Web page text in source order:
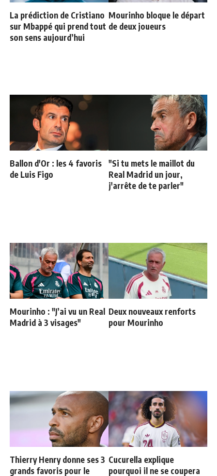
La prédiction de Cristiano
sur Mbappé qui prend tout
son sens aujourd’hui
Mourinho bloque le départ
de deux joueurs
Ballon d'Or : les 4 favoris
de Luis Figo
"Si tu mets le maillot du
Real Madrid un jour,
j'arrête de te parler"
Mourinho : "J’ai vu un Real
Madrid à 3 visages"
Deux nouveaux renforts
pour Mourinho
Thierry Henry donne ses 3
grands favoris pour le
Cucurella explique
pourquoi il ne se coupera